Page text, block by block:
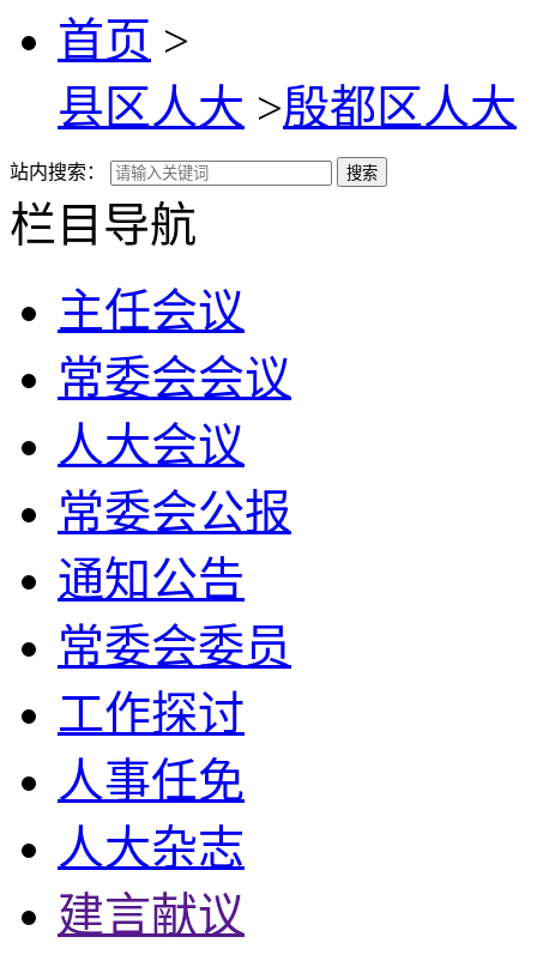
首页 >
县区人大 >殷都区人大
站内搜索： 搜索
栏目导航
主任会议
常委会会议
人大会议
常委会公报
通知公告
常委会委员
工作探讨
人事任免
人大杂志
建言献议